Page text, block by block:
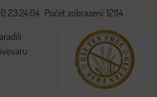
23:24:04 Počet zobrazení: 12114